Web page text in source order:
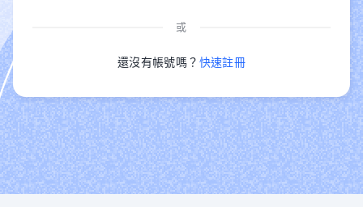
或
還沒有帳號嗎？ 快速註冊